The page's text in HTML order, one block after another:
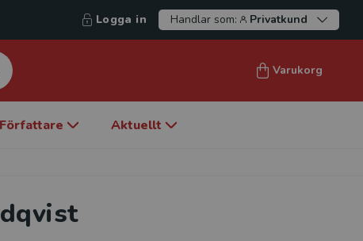
Logga in Handlar som: Privatkund
Varukorg
Författare Aktuellt